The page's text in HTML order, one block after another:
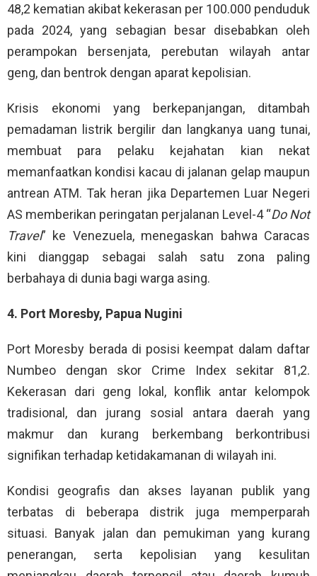
48,2 kematian akibat kekerasan per 100.000 penduduk
pada 2024, yang sebagian besar disebabkan oleh
perampokan bersenjata, perebutan wilayah antar
geng, dan bentrok dengan aparat kepolisian.
Krisis ekonomi yang berkepanjangan, ditambah
pemadaman listrik bergilir dan langkanya uang tunai,
membuat para pelaku kejahatan kian nekat
memanfaatkan kondisi kacau di jalanan gelap maupun
antrean ATM. Tak heran jika Departemen Luar Negeri
AS memberikan peringatan perjalanan Level-4 “Do Not
Travel” ke Venezuela, menegaskan bahwa Caracas
kini dianggap sebagai salah satu zona paling
berbahaya di dunia bagi warga asing.
4. Port Moresby, Papua Nugini
Port Moresby berada di posisi keempat dalam daftar
Numbeo dengan skor Crime Index sekitar 81,2.
Kekerasan dari geng lokal, konflik antar kelompok
tradisional, dan jurang sosial antara daerah yang
makmur dan kurang berkembang berkontribusi
signifikan terhadap ketidakamanan di wilayah ini.
Kondisi geografis dan akses layanan publik yang
terbatas di beberapa distrik juga memperparah
situasi. Banyak jalan dan pemukiman yang kurang
penerangan, serta kepolisian yang kesulitan